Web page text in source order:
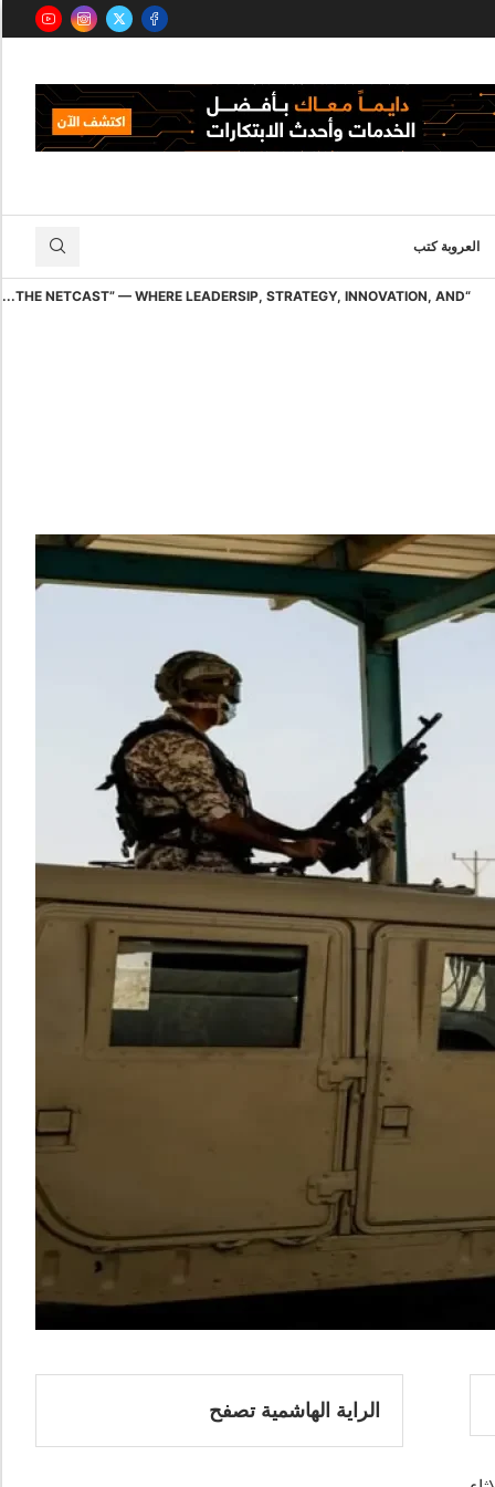
العروبة كتب
“THE NETCAST” — WHERE LEADERSIP, STRATEGY, INNOVATION, AND...
الراية الهاشمية تصفح